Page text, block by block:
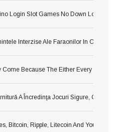
Login Slot Games No Down Load No
Interzise Ale Faraonilor In Cea
Because The Either Every Single
A Încredinţa Jocuri Sigure,
Bitcoin, Ripple, Litecoin And You May